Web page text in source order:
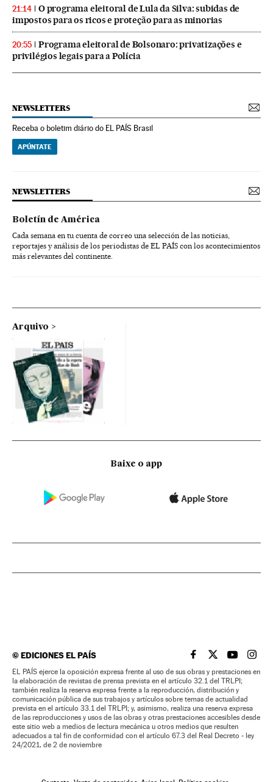
21:14
O programa eleitoral de Lula da Silva: subidas de
impostos para os ricos e proteção para as minorias
20:55
Programa eleitoral de Bolsonaro: privatizações e
privilégios legais para a Polícia
NEWSLETTERS
Receba o boletim diário do EL PAÍS Brasil
APÚNTATE
NEWSLETTERS
Boletín de América
Cada semana en tu cuenta de correo una selección de las noticias,
reportajes y análisis de los periodistas de EL PAÍS con los acontecimientos
más relevantes del continente.
Arquivo
Baixe o app
©EDICIONES EL PAÍS EL PAÍS BRASIL EN
EL PAÍSEL PAÍS
EL
EL PAÍS ejerce la oposición expresa frente al uso de sus obras y prestaciones en
la elaboración de revistas de prensa prevista en el artículo 32.1 del TRLPI;
también realiza la reserva expresa frente a la reproducción, distribución y
comunicación pública de sus trabajos y artículos sobre temas de actualidad
prevista en el artículo 33.1 del TRLPI; y, asimismo, realiza una reserva expresa
de las reproducciones y usos de las obras y otras prestaciones accesibles desde
este sitio web a medios de lectura mecánica u otros medios que resulten
adecuados a tal fin de conformidad con el artículo 67.3 del Real Decreto - ley
24/2021, de 2 de noviembre